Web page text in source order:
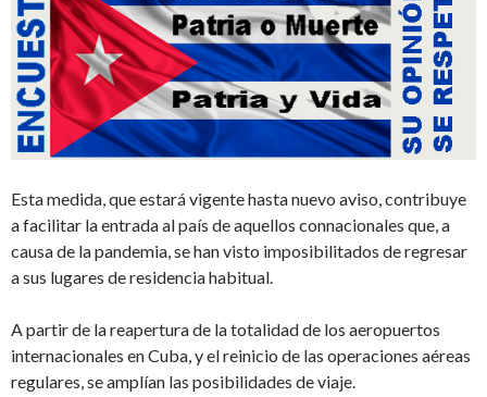
Esta medida, que estará vigente hasta nuevo aviso, contribuye
a facilitar la entrada al país de aquellos connacionales que, a
causa de la pandemia, se han visto imposibilitados de regresar
a sus lugares de residencia habitual.
A partir de la reapertura de la totalidad de los aeropuertos
internacionales en Cuba, y el reinicio de las operaciones aéreas
regulares, se amplían las posibilidades de viaje.